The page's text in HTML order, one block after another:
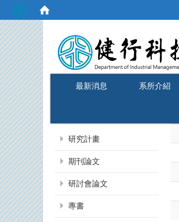
最新消息 系所介紹
研究計畫
期刊論文
研討會論文
專書